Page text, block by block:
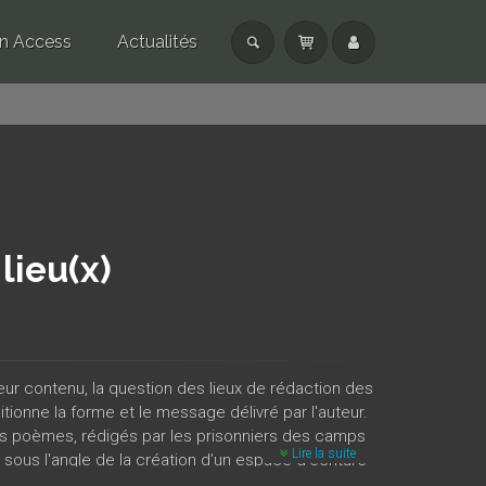
Access Actualités
contenu, la question des lieux de rédaction des
la forme et le message délivré par l'auteur.
poèmes, rédigés par les prisonniers des camps
l'angle de la création d’un espace d’écriture
Lire la suite